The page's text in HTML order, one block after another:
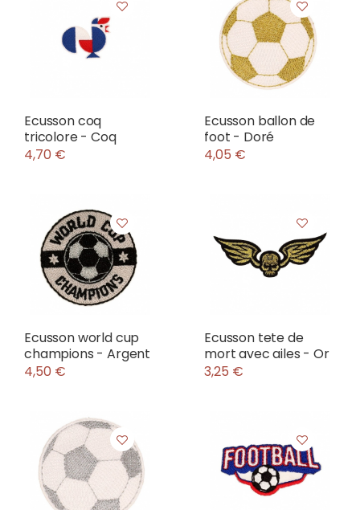
Ecusson coq
tricolore - Coq
4,70 €
Ecusson ballon de
foot - Doré
4,05 €
Ecusson world cup
champions - Argent
4,50 €
Ecusson tete de
mort avec ailes - Or
3,25 €